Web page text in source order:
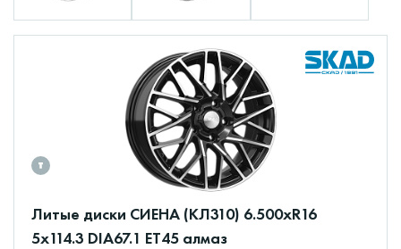
Литые диски СИЕНА (КЛ310) 6.500xR16
5x114.3 DIA67.1 ET45 алмаз